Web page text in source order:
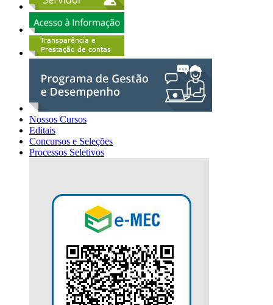
Nossos Cursos
Editais
Concursos e Seleções
Processos Seletivos